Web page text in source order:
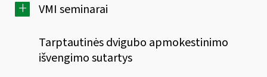
+
VMI seminarai
Tarptautinės dvigubo apmokestinimo
išvengimo sutartys